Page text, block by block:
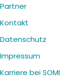
Partner
Kontakt
Datenschutz
Impressum
Karriere bei SOMI